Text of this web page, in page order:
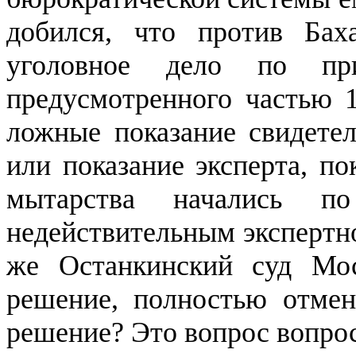
добился, что против
уголовное дело по
предусмотренного
ложные показание
или показание эксперта,
мытарства начались
недействительным
же Останкинский суд
решение, полностью
решение? Это вопрос